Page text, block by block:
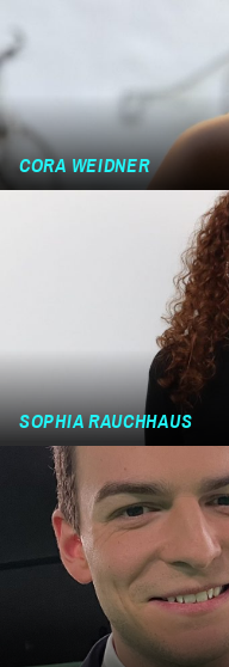
CORA WEIDNER
SOPHIA RAUCHHAUS